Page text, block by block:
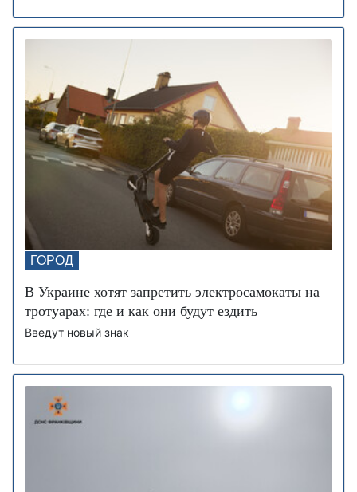
ГОРОД
В Украине хотят запретить электросамокаты на
тротуарах: где и как они будут ездить
Введут новый знак